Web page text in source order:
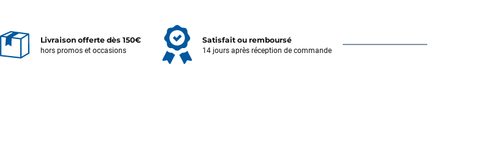
Livraison offerte dès 150€
hors promos et occasions
Satisfait ou remboursé
14 jours après réception de commande